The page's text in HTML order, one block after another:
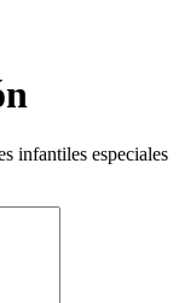
infantiles especiales